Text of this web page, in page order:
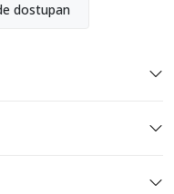
dostupan